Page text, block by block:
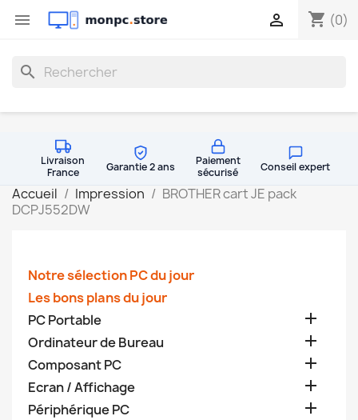
 shopping_cart (0)

search
Livraison
France
Garantie 2 ans
Paiement
sécurisé
Conseil expert
Accueil Impression
BROTHER cart JE pack
DCPJ552DW
Notre sélection PC du jour
Les bons plans du jour
PC Portable

Ordinateur de Bureau 
Composant PC 
Ecran / Affichage 
Périphérique PC 